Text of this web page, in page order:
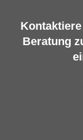
Beratung